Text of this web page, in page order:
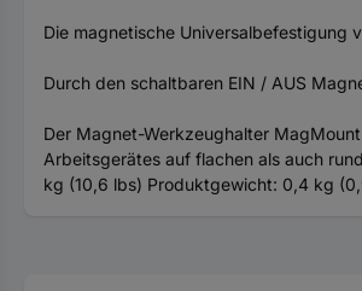
Die magnetische Universalbefestigung
Durch den schaltbaren EIN / AUS
Der Magnet-Werkzeughalter
Arbeitsgerätes auf flachen als auch
kg (10,6 lbs) Produktgewicht: 0,4 kg